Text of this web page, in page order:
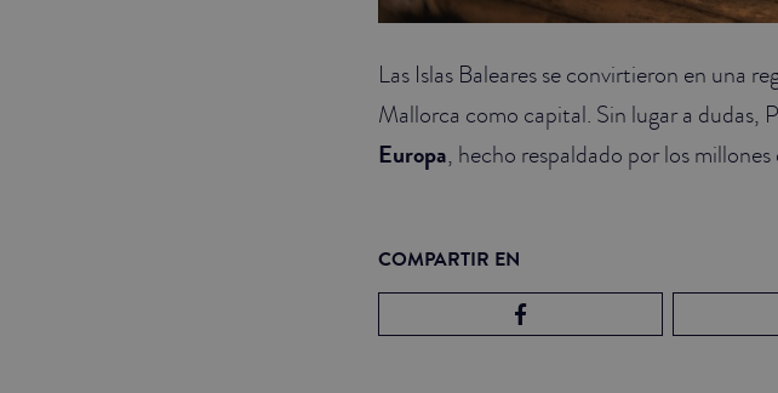
Las Islas Baleares se convirtieron en una
Mallorca como capital. Sin lugar a dudas,
Europa, hecho respaldado por los
COMPARTIR EN